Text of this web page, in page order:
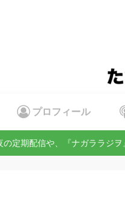
プロフィール
定期配信や、『ナガララジ